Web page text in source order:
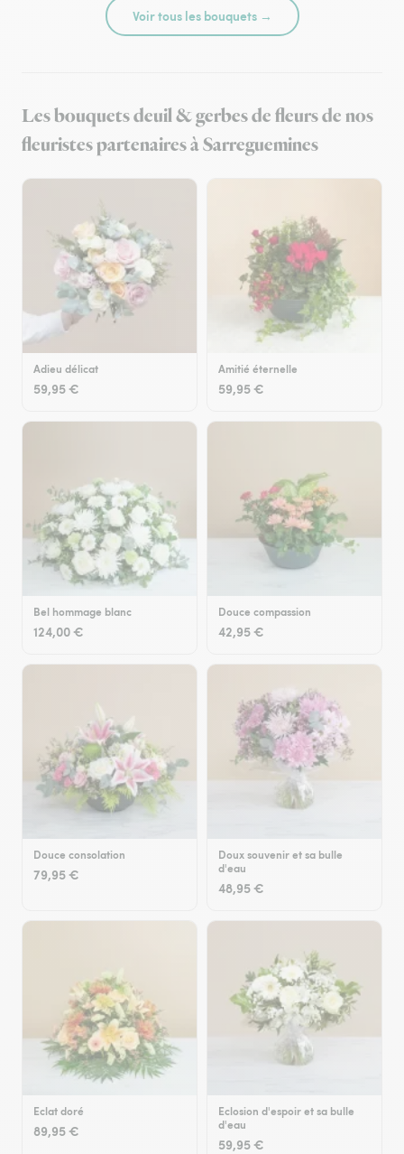
Voir tous les bouquets →
Les bouquets deuil & gerbes de fleurs de nos
fleuristes partenaires à Sarreguemines
Adieu délicat
59,95 €
Amitié éternelle
59,95 €
Bel hommage blanc
124,00 €
Douce compassion
42,95 €
Douce consolation
79,95 €
Doux souvenir et sa bulle
d'eau
48,95 €
Eclat doré
89,95 €
Eclosion d'espoir et sa bulle
d'eau
59,95 €